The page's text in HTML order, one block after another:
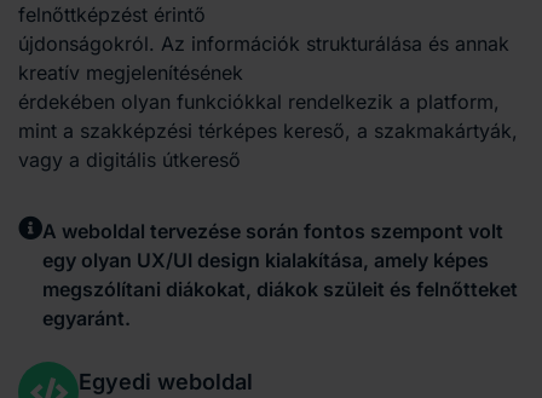
felnőttképzést érintő
újdonságokról. Az információk strukturálása és annak
kreatív megjelenítésének
érdekében olyan funkciókkal rendelkezik a platform,
mint a szakképzési térképes kereső, a szakmakártyák,
vagy a digitális útkereső
A weboldal tervezése során fontos szempont volt
egy olyan UX/UI design kialakítása, amely képes
megszólítani diákokat, diákok szüleit és felnőtteket
egyaránt.
Egyedi weboldal